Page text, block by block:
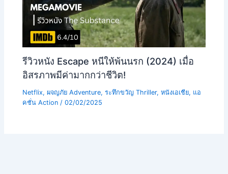
รีวิวหนัง Escape หนีให้พ้นนรก (2024) เมื่อ
อิสรภาพมีค่ามากกว่าชีวิต!
Netflix,ผจญภัย Adventure,ระทึกขวัญ Thriller,หนังเอเชีย, แอ
คชั่น Action /02/02/2025